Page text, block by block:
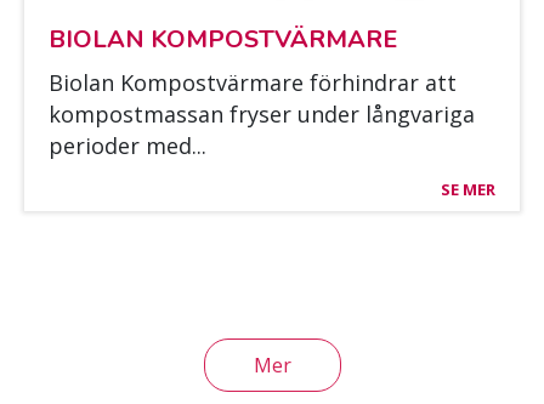
BIO­LAN KOM­POST­VÄR­MA­RE
Bio­lan Kom­post­vär­ma­re för­hin­drar att
kom­post­mas­san fry­ser un­der lång­va­ri­ga
pe­rio­der med...
SE MER
Mer